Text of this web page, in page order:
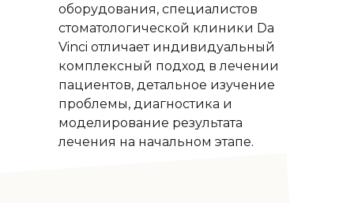
оборудования, специалистов
стоматологической клиники Da
Vinci отличает индивидуальный
комплексный подход в лечении
пациентов, детальное изучение
проблемы, диагностика и
моделирование результата
лечения на начальном этапе.